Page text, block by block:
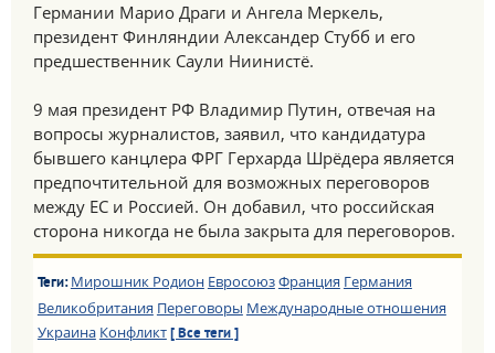
Германии Марио Драги и Ангела Меркель,
президент Финляндии Александер Стубб и его
предшественник Саули Ниинистё.
9 мая президент РФ Владимир Путин, отвечая на
вопросы журналистов, заявил, что кандидатура
бывшего канцлера ФРГ Герхарда Шрёдера является
предпочтительной для возможных переговоров
между ЕС и Россией. Он добавил, что российская
сторона никогда не была закрыта для переговоров.
Теги: Мирошник Родион ЕвросоюзФранция Германия
Великобритания Переговоры Международные отношения
Украина Конфликт [ Все теги ]